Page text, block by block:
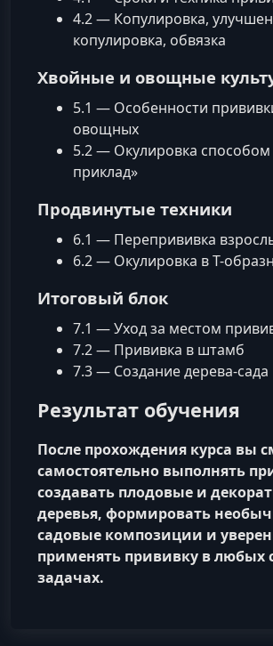
4.2 — Копулировка,
копулировка, обвязка
Хвойные и овощные
5.1 — Особенности
овощных
5.2 — Окулировка
приклад»
Продвинутые техники
6.1 — Перепрививка
6.2 — Окулировка в Т-
Итоговый блок
7.1 — Уход за местом
7.2 — Прививка в штамб
7.3 — Создание дерева-сада
Результат обучения
После прохождения курса вы
самостоятельно выполнять
создавать плодовые и
деревья, формировать
садовые композиции и
применять прививку в любых
задачах.